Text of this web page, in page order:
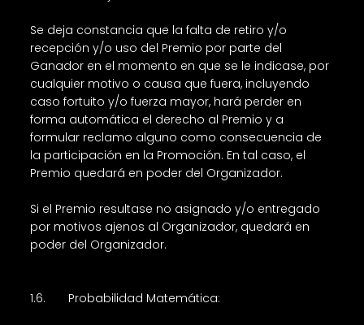
Se deja constancia que la falta de retiro y/o
recepción y/o uso del Premio por parte del
Ganador en el momento en que se le indicase, por
cualquier motivo o causa que fuera, incluyendo
caso fortuito y/o fuerza mayor, hará perder en
forma automática el derecho al Premio y a
formular reclamo alguno como consecuencia de
la participación en la Promoción. En tal caso, el
Premio quedará en poder del Organizador.
Si el Premio resultase no asignado y/o entregado
por motivos ajenos al Organizador, quedará en
poder del Organizador.
1.6. Probabilidad Matemática: